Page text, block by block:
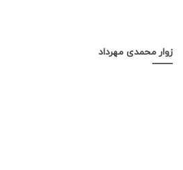
زوار محمدی مهرداد